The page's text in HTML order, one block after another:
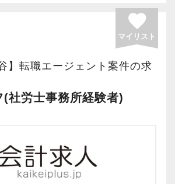
favorite
マイリスト
】転職エージェント案件の求
(社労士事務所経験者)